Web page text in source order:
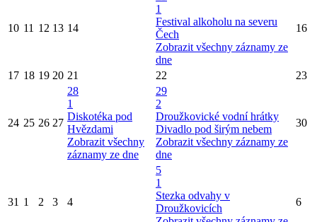
10 11 12 13 14
1
Festival alkoholu na severu
Čech
Zobrazit všechny záznamy ze
dne
16
17 18 19 20 21 22 23
24 25 26 27
28
1
Diskotéka pod
Hvězdami
Zobrazit všechny
záznamy ze dne
29
2
Droužkovické vodní hrátky
Divadlo pod širým nebem
Zobrazit všechny záznamy ze
dne
30
31 1 2 3 4
5
1
Stezka odvahy v
Droužkovicích
6